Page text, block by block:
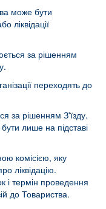
може бути
ліквідації
за рішенням
переходять до
за рішенням З'їзду.
лише на підставі
комісією, яку
ліквідацію.
і термін проведення
до Товариства.